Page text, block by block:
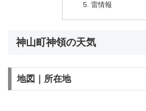
雷情報
神山町神領の天気
地図｜所在地